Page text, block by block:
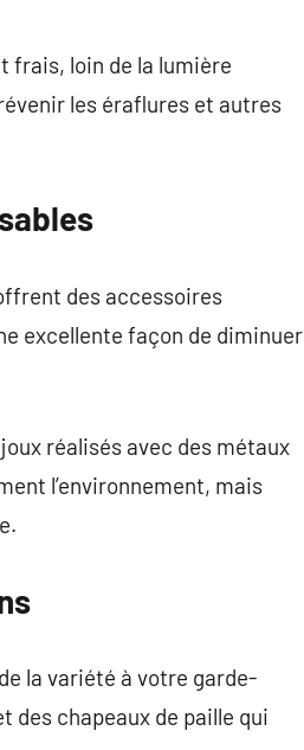
frais, loin de la lumière
les éraflures et autres
des accessoires
excellente façon de diminuer
réalisés avec des métaux
l’environnement, mais
la variété à votre garde-
des chapeaux de paille qui